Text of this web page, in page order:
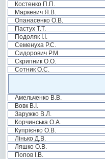
Костенко П.П.
Маркевич Я.В.
Опанасенко О.В.
Пастух Т.Т.
Подоляк І.І.
Семенуха Р.С.
Сидорович Р.М.
Скрипник О.О.
Сотник О.С.
Амельченко В.В.
Вовк В.І.
Заружко В.Л.
Корчинська О.А.
Купрієнко О.В.
Лінько Д.В.
Ляшко О.В.
Попов І.В.